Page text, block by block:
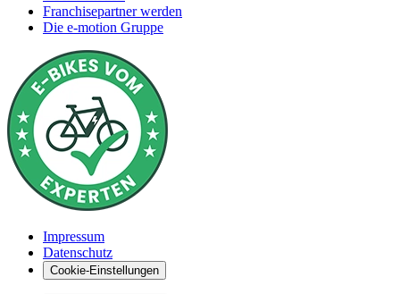
Franchisepartner werden
Die e-motion Gruppe
Impressum
Datenschutz
Cookie-Einstellungen